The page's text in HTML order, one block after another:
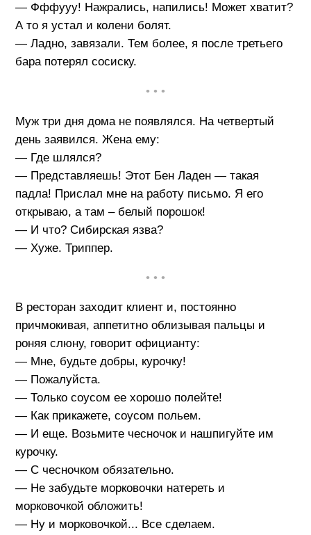
— Фффууу! Нажрались, напились! Может хватит?
А то я устал и колени болят.
— Ладно, завязали. Тем более, я после третьего
бара потерял сосиску.
• • •
Муж три дня дома не появлялся. На четвертый
день заявился. Жена ему:
— Где шлялся?
— Представляешь! Этот Бен Ладен — такая
падла! Прислал мне на работу письмо. Я его
открываю, а там – белый порошок!
— И что? Сибирская язва?
— Хуже. Триппер.
• • •
В ресторан заходит клиент и, постоянно
причмокивая, аппетитно облизывая пальцы и
роняя слюну, говорит официанту:
— Мне, будьте добры, курочку!
— Пожалуйста.
— Только соусом ее хорошо полейте!
— Как прикажете, соусом польем.
— И еще. Возьмите чесночок и нашпигуйте им
курочку.
— С чесночком обязательно.
— Не забудьте морковочки натереть и
морковочкой обложить!
— Ну и морковочкой... Все сделаем.